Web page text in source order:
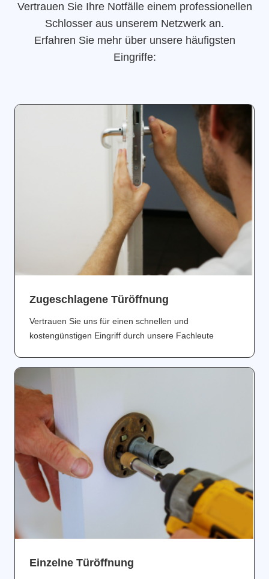
Vertrauen Sie Ihre Notfälle einem professionellen
Schlosser aus unserem Netzwerk an.
Erfahren Sie mehr über unsere häufigsten
Eingriffe:
Zugeschlagene Türöffnung
Vertrauen Sie uns für einen schnellen und
kostengünstigen Eingriff durch unsere Fachleute
Einzelne Türöffnung